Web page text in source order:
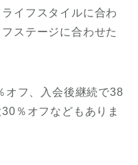
イフスタイルに合わ
ステージに合わせた
オフ、入会後継続で38
％オフなどもありま